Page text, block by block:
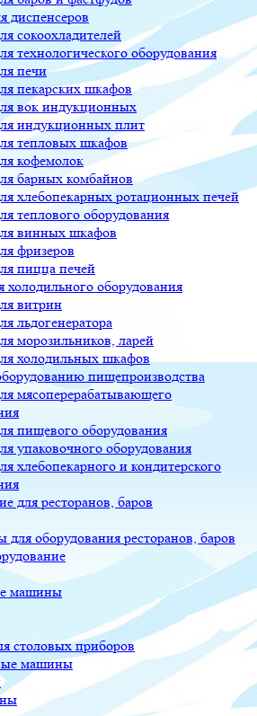
диспенсеров
сокоохладителей
технологического оборудования
печи
пекарских шкафов
вок индукционных
индукционных плит
тепловых шкафов
кофемолок
барных комбайнов
хлебопекарных ротационных печей
теплового оборудования
винных шкафов
фризеров
пицца печей
холодильного оборудования
витрин
льдогенератора
морозильников, ларей
холодильных шкафов
пищепроизводства
мясоперерабатывающего
пищевого оборудования
упаковочного оборудования
хлебопекарного и кондитерского
для ресторанов, баров
для оборудования ресторанов, баров
машины
столовых приборов
машины